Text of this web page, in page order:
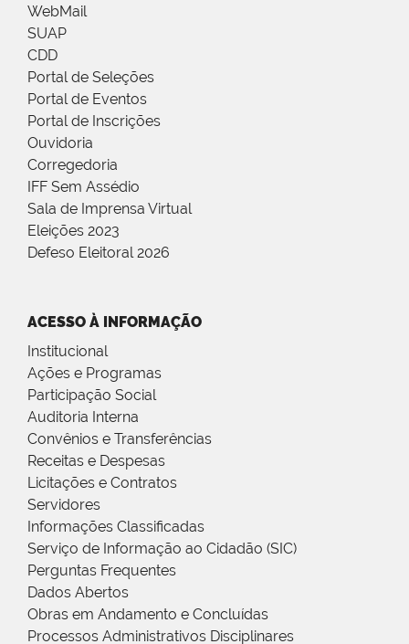
WebMail
SUAP
CDD
Portal de Seleções
Portal de Eventos
Portal de Inscrições
Ouvidoria
Corregedoria
IFF Sem Assédio
Sala de Imprensa Virtual
Eleições 2023
Defeso Eleitoral 2026
ACESSO À INFORMAÇÃO
Institucional
Ações e Programas
Participação Social
Auditoria Interna
Convênios e Transferências
Receitas e Despesas
Licitações e Contratos
Servidores
Informações Classificadas
Serviço de Informação ao Cidadão (SIC)
Perguntas Frequentes
Dados Abertos
Obras em Andamento e Concluídas
Processos Administrativos Disciplinares